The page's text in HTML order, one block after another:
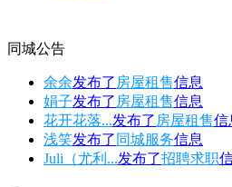
同城公告
余余发布了 房屋租售信息
娟子发布了 房屋租售信息
花开花落...发布了 房屋租售信
浅笑发布了 同城服务信息
Juli（尤利...发布了招聘求职